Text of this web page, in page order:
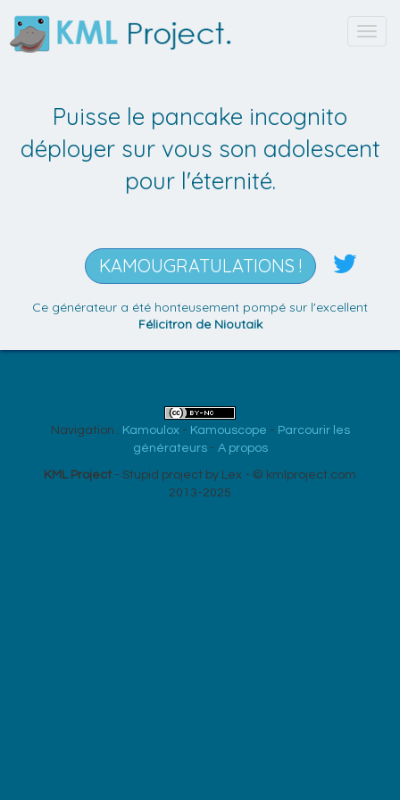
Puisse le pancake incognito
déployer sur vous son adolescent
pour l'éternité.
KAMOUGRATULATIONS !
Ce générateur a été honteusement pompé sur l'excellent
Félicitron de Nioutaik
Navigation : Kamoulox- Kamouscope - Parcourir les
générateurs- A propos
KML Project - Stupid project by Lex - © kmlproject.com
2013-2025